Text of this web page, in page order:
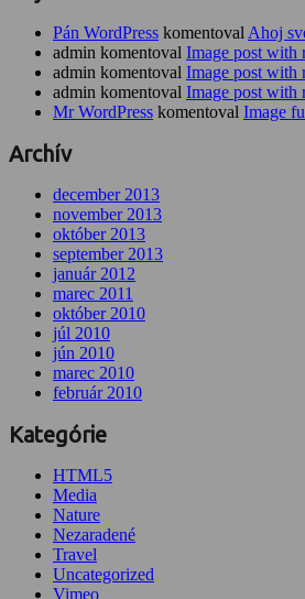
Pán WordPress komentoval Ahoj
admin komentoval Image post with
admin komentoval Image post with
admin komentoval Image post with
Mr WordPress komentoval Image
Archív
december 2013
november 2013
október 2013
september 2013
január 2012
marec 2011
október 2010
júl 2010
jún 2010
marec 2010
február 2010
Kategórie
HTML5
Media
Nature
Nezaradené
Travel
Uncategorized
Vimeo